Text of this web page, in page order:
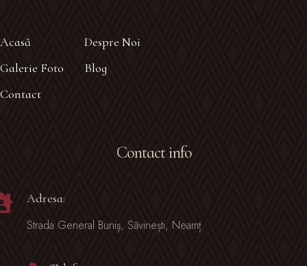
Acasă
Despre Noi
Galerie Foto
Blog
Contact
Contact info
Adresa:
Strada General Buniș, Săvinești, Neamț